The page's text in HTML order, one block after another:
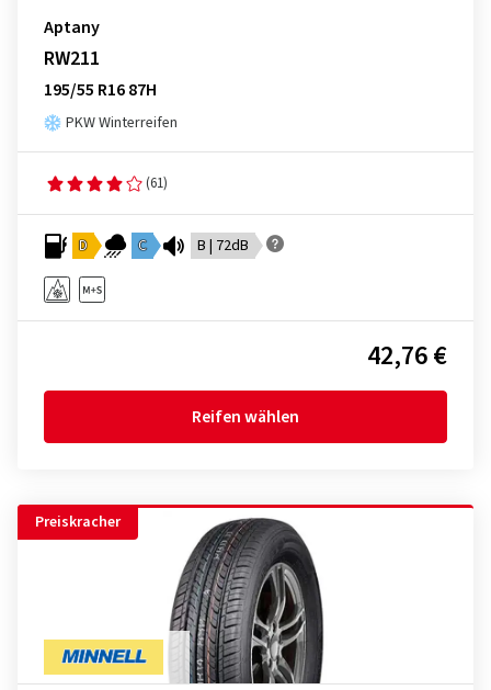
Aptany
RW211
195/55 R16 87H
PKW Winterreifen
(61)
D C B | 72dB
42,76 €
Reifen wählen
Preiskracher